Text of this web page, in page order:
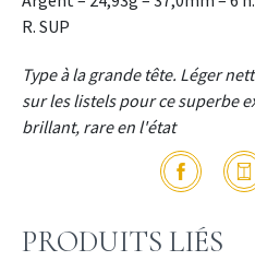
R. SUP
Type à la grande tête. Léger
sur les listels pour ce superbe
brillant, rare en l'état
PRODUITS LIÉS